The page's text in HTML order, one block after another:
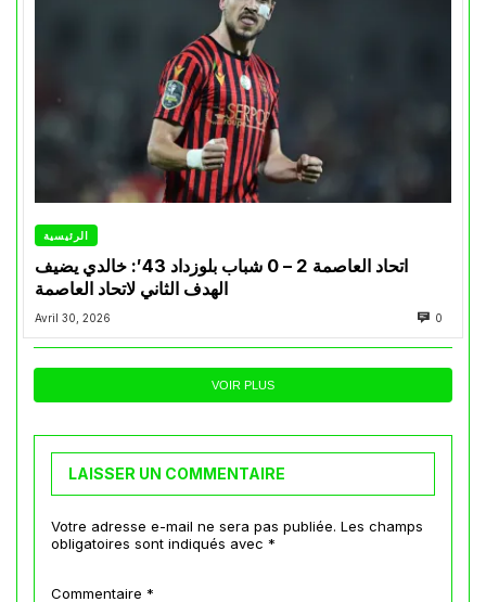
الرئيسية
اتحاد العاصمة 2 – 0 شباب بلوزداد 43′: خالدي يضيف
الهدف الثاني لاتحاد العاصمة
Avril 30, 2026 0
VOIR PLUS
LAISSER UN COMMENTAIRE
Votre adresse e-mail ne sera pas publiée. Les champs
obligatoires sont indiqués avec *
Commentaire *